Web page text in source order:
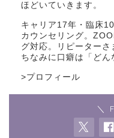
ほどいていきます。
キャリア17年・臨床
カウンセリング。
グ対応。リピーターさ
ちなみに口癖は「どん
>プロフィール
＼